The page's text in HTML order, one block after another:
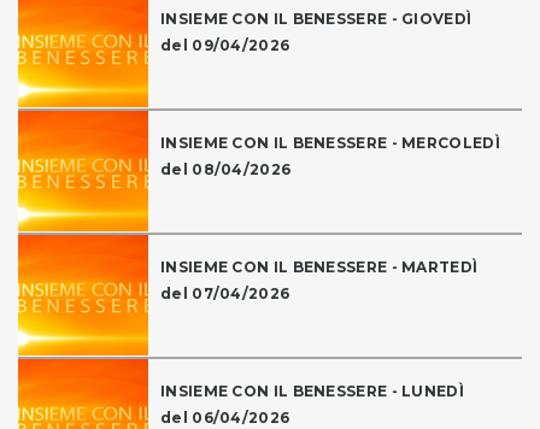
INSIEME CON IL BENESSERE - GIOVEDÌ
del 09/04/2026
INSIEME CON IL BENESSERE - MERCOLEDÌ
del 08/04/2026
INSIEME CON IL BENESSERE - MARTEDÌ
del 07/04/2026
INSIEME CON IL BENESSERE - LUNEDÌ
del 06/04/2026